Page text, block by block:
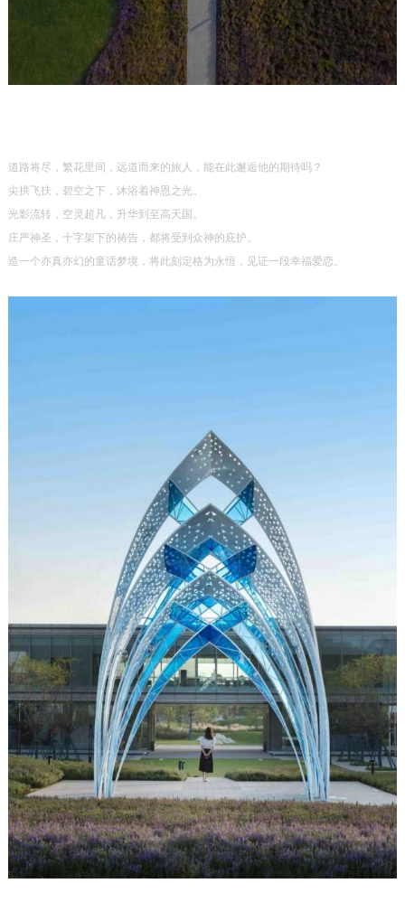
道路将尽，繁花里间，远道而来的旅人，能在此邂逅他的期待吗？
尖拱飞扶，碧空之下，沐浴着神恩之光。
光影流转，空灵超凡，升华到至高天国。
庄严神圣，十字架下的祷告，都将受到众神的庇护。
造一个亦真亦幻的童话梦境，将此刻定格为永恒，见证一段幸福爱恋。